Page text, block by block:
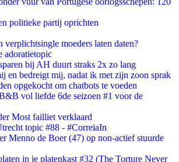
politieke partij oprichten
verplichtsingle moeders laten daten?
adoratietopic
bij AH duurt straks 2x zo lang
en bedreigt mij, nadat ik met zijn zoon sprak
opgekocht om chatbots te voeden
vol liefde 6de seizoen #1 voor de
Most failliet verklaard
topic #88 - #CorreiaIn
Menno de Boer (47) op non-actief stuurde
in je platenkast #32 (The Torture Never